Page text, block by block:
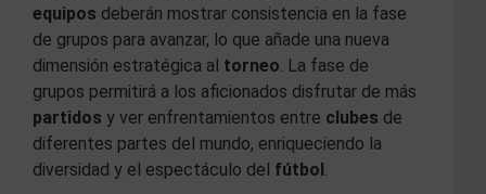
equipos deberán mostrar consistencia en la fase
de grupos para avanzar, lo que añade una nueva
dimensión estratégica al torneo. La fase de
grupos permitirá a los aficionados disfrutar de más
partidos y ver enfrentamientos entre clubes de
diferentes partes del mundo, enriqueciendo la
diversidad y el espectáculo del fútbol .